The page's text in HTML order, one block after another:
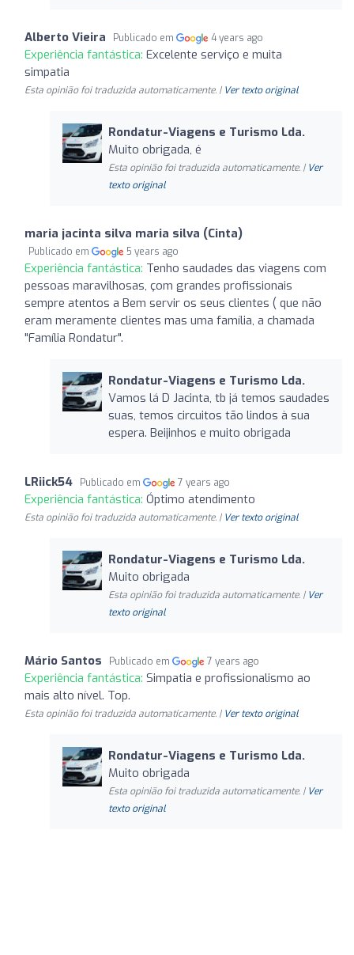
Alberto Vieira Publicado em 4 years ago
Experiência fantástica: Excelente serviço e muita
simpatia
Esta opinião foi traduzida automaticamente. | Ver texto original
Rondatur-Viagens e Turismo Lda.
Muito obrigada, é
Esta opinião foi traduzida automaticamente. | Ver
texto original
maria jacinta silva maria silva (Cinta)
Publicado em 5 years ago
Experiência fantástica: Tenho saudades das viagens com
pessoas maravilhosas, çom grandes profissionais
sempre atentos a Bem servir os seus clientes ( que não
eram meramente clientes mas uma família, a chamada
"Família Rondatur".
Rondatur-Viagens e Turismo Lda.
Vamos lá D Jacinta, tb já temos saudades
suas, temos circuitos tão lindos à sua
espera. Beijinhos e muito obrigada
LRiick54 Publicado em 7 years ago
Experiência fantástica: Óptimo atendimento
Esta opinião foi traduzida automaticamente. | Ver texto original
Rondatur-Viagens e Turismo Lda.
Muito obrigada
Esta opinião foi traduzida automaticamente. | Ver
texto original
Mário Santos Publicado em 7 years ago
Experiência fantástica: Simpatia e profissionalismo ao
mais alto nível. Top.
Esta opinião foi traduzida automaticamente. | Ver texto original
Rondatur-Viagens e Turismo Lda.
Muito obrigada
Esta opinião foi traduzida automaticamente. | Ver
texto original